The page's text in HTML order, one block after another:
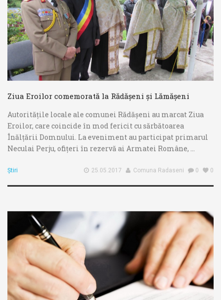
Ziua Eroilor comemorată la Rădășeni și Lămășeni
Autoritățile locale ale comunei Rădășeni au marcat Ziua
Eroilor, care coincide în mod fericit cu sărbătoarea
Înălțării Domnului. La eveniment au participat primarul
Neculai Perju, ofițeri în rezervă ai Armatei Române, ...
Știri 25.05.2017 Comuna Radaseni 0 0